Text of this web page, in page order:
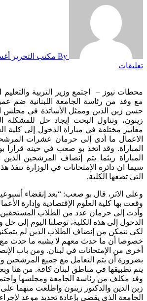
تعليقات
محطات نيوز – اجتمع وزير التربية والتعليم العالي الياس بو صعب
مع وفد من رئاسة الجامعة اللبنانية ضم
حسن زين الدين وممثل الأساتذة في مجلس
زينون، وتناول البحث إيجاد حل
معايير مختلفة في مباراة الدخول إلى كلية
الاعمال ما أدى إلى حرمان عشرات
المباراة. وقد اتخذ بو صعب في حينه
المباراة ريثما يتم إنصاف المرشحين
سيما ان دائرة الإمتحانات في الوزارة تنفذ هذه
التي تضعها الكلية.
وعلى الاثر، قال بو صعب: “بعد إنقضاء
وقعت بها كلية العلوم الإقتصادية وإدارة
وأدت إلى حرمان عدد من الطلاب المستحقين
الدخول إلى هذه الكلية، توصلنا اليوم إلى حل
لكي نتمكن من إنصاف الطلاب الذين لم
خصوصا أن ما حدث معهم لا يشبه ما حدث
أخرى من الإمتحانات في لبنان. ومن باب
بضرورة أن يتم التعامل مع جميع المرشحين
يتم تطبيقها في مناطق لبنان كافة. من هنا
وفد مكلف من رئاسة الجامعة ومجلسها
زين الدين والدكتور زينون واطلعت منهما
الجامعة الذي يقضي بإعادة تحديد موعد